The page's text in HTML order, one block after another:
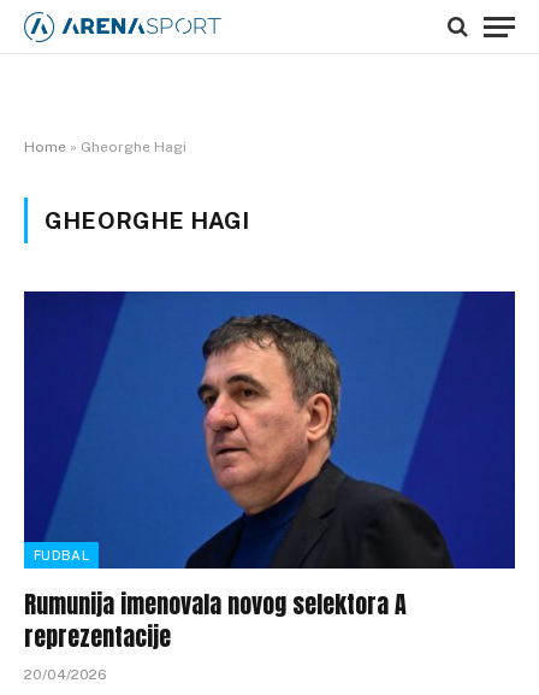
Home » Gheorghe Hagi
GHEORGHE HAGI
FUDBAL
Rumunija imenovala novog selektora A
reprezentacije
20/04/2026